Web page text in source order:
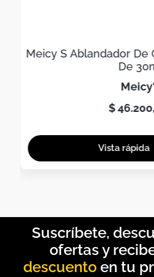
Meicy S Ablandador De
De
$46.200,
descuento